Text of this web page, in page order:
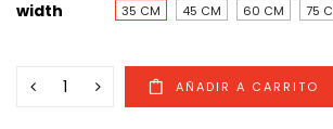
width 35 CM 45 CM 60 CM 75